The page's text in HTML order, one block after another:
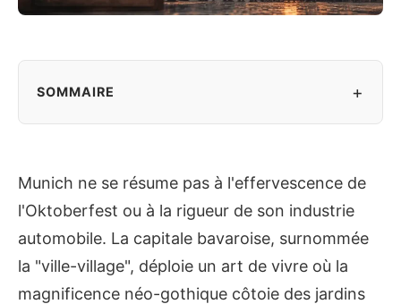
SOMMAIRE +
Munich ne se résume pas à l'effervescence de
l'Oktoberfest ou à la rigueur de son industrie
automobile. La capitale bavaroise, surnommée
la "ville-village", déploie un art de vivre où la
magnificence néo-gothique côtoie des jardins